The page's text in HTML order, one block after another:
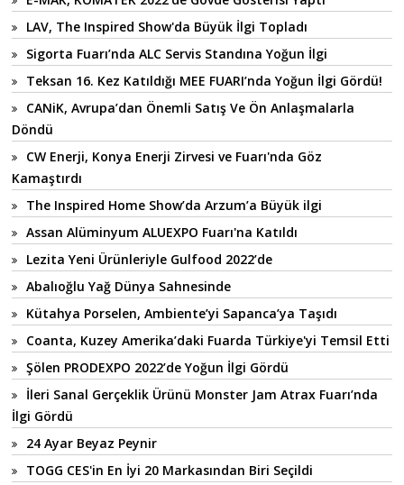
LAV, The Inspired Show'da Büyük İlgi Topladı
Sigorta Fuarı’nda ALC Servis Standına Yoğun İlgi
Teksan 16. Kez Katıldığı MEE FUARI’nda Yoğun İlgi Gördü!
CANiK, Avrupa’dan Önemli Satış Ve Ön Anlaşmalarla
Döndü
CW Enerji, Konya Enerji Zirvesi ve Fuarı'nda Göz
Kamaştırdı
The Inspired Home Show’da Arzum’a Büyük ilgi
Assan Alüminyum ALUEXPO Fuarı'na Katıldı
Lezita Yeni Ürünleriyle Gulfood 2022’de
Abalıoğlu Yağ Dünya Sahnesinde
Kütahya Porselen, Ambiente’yi Sapanca’ya Taşıdı
Coanta, Kuzey Amerika’daki Fuarda Türkiye'yi Temsil Etti
Şölen PRODEXPO 2022’de Yoğun İlgi Gördü
İleri Sanal Gerçeklik Ürünü Monster Jam Atrax Fuarı’nda
İlgi Gördü
24 Ayar Beyaz Peynir
TOGG CES'in En İyi 20 Markasından Biri Seçildi